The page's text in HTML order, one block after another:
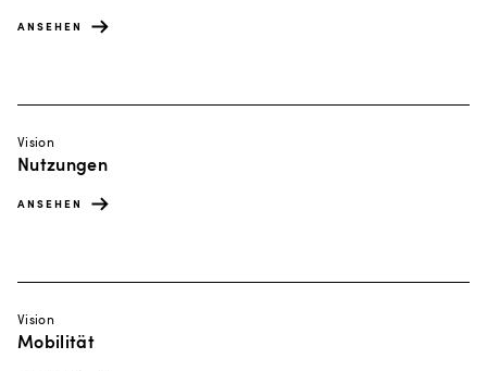
ANSEHEN
Vision
Nutzungen
ANSEHEN
Vision
Mobilität